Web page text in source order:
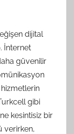
dijital
İnternet
güvenilir
gibi
kesintisiz bir
verirken,